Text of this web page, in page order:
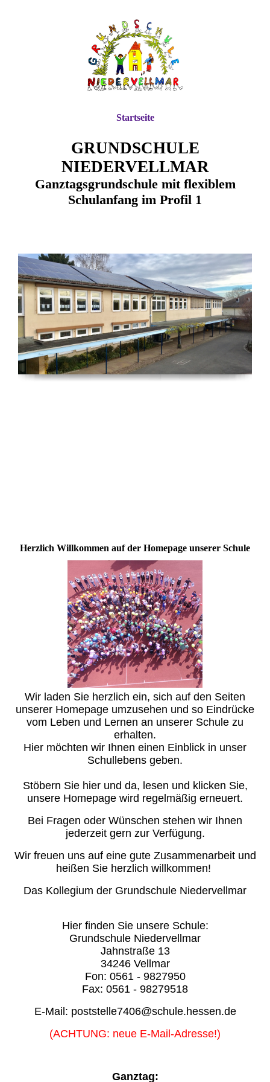
GRUNDSCHULE
NIEDERVELLMAR
Ganztagsgrundschule mit flexiblem
Schulanfang im Profil 1
Startseite
Herzlich Willkommen auf der Homepage unserer Schule
Wir laden Sie herzlich ein, sich auf den Seiten
unserer Homepage umzusehen und so Eindrücke
vom Leben und Lernen an unserer Schule zu
erhalten.
Hier möchten wir Ihnen einen Einblick in unser
Schullebens geben.
Stöbern Sie hier und da, lesen und klicken Sie,
unsere Homepage wird regelmäßig erneuert.
Bei Fragen oder Wünschen stehen wir Ihnen
jederzeit gern zur Verfügung.
Wir freuen uns auf eine gute Zusammenarbeit und
heißen Sie herzlich willkommen!
Das Kollegium der Grundschule Niedervellmar
Hier finden Sie unsere Schule:
Grundschule Niedervellmar
Jahnstraße 13
34246 Vellmar
Fon: 0561 - 9827950
Fax: 0561 - 98279518
E-Mail: poststelle7406@schule.hessen.de
(ACHTUNG: neue E-Mail-Adresse!)
Ganztag: